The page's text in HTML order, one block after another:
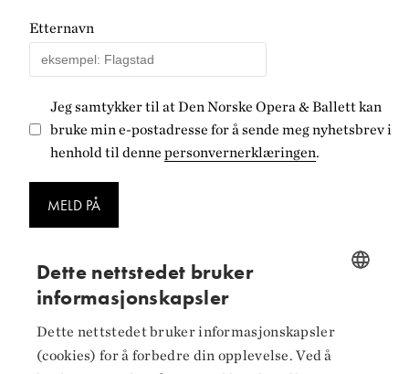
Etternavn
Jeg samtykker til at Den Norske Opera & Ballett kan
bruke min e-postadresse for å sende meg nyhetsbrev i
henhold til denne personvernerklæringen.
MELD PÅ
Følg oss på ENGLISH
Dette nettstedet bruker
informasjonskapsler
Dette nettstedet bruker informasjonskapsler
(cookies) for å forbedre din opplevelse. Ved å